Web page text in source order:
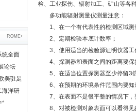
ROME+
统全面
启动
论坛
美驻足
海洋研
数器
*
检、工业探伤、辐射加工、矿山等各
多功能辐射测量仪测量注意：
1、在一个有代表性的检测区域测
2、定期检验本底计数率；
3、使用适当的检验源证明仪器工
4、探测器和表面之间的距离要保
5、在适当位置探测器至少停留3
6、在预期的环境条件范围内要知
7、在表面不是很平整的情况下，
8、对被检测对象表面可以看得见